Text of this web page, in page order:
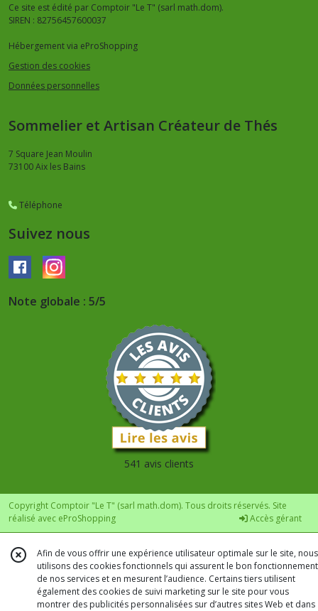
Ce site est édité par Comptoir "Le T" (sarl math.dom).
SIREN : 82756457600037
Hébergement via eProShopping
Gestion des cookies
Données personnelles
Sommelier et Artisan Créateur de Thés
7 Square Jean Moulin
73100Aix les Bains
Téléphone
Suivez nous
Note globale : 5/5
541 avis clients
Copyright Comptoir "Le T" (sarl math.dom). Tous droits réservés. Site
réalisé avec eProShopping Accès gérant
Afin de vous offrir une expérience utilisateur optimale sur le site, nous
utilisons des cookies fonctionnels qui assurent le bon fonctionnement
de nos services et en mesurent l’audience. Certains tiers utilisent
également des cookies de suivi marketing sur le site pour vous
montrer des publicités personnalisées sur d’autres sites Web et dans